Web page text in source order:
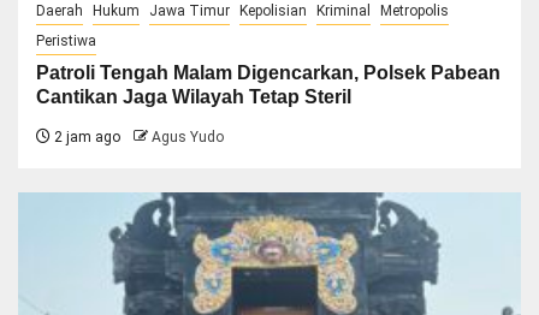
Daerah Hukum Jawa Timur Kepolisian Kriminal
Metropolis
Peristiwa
Patroli Tengah Malam Digencarkan, Polsek Pabean
Cantikan Jaga Wilayah Tetap Steril
2 jam ago Agus Yudo